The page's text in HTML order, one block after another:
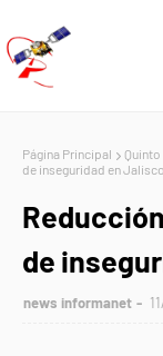
Página Principal
de inseguridad en Jalisco
de
news informanet